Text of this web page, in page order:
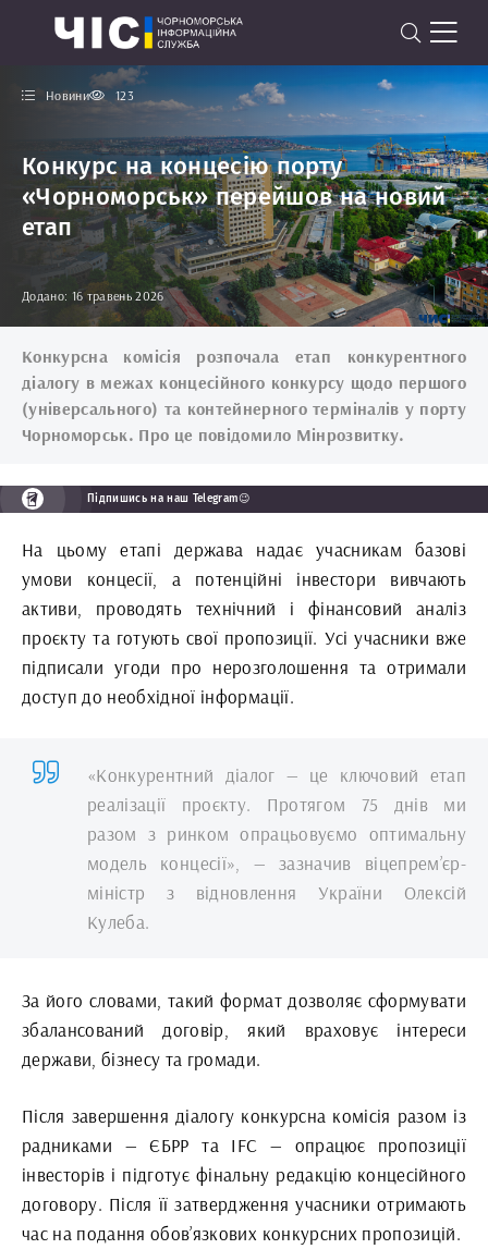
Новини 123
Конкурс на концесію порту
«Чорноморськ» перейшов на новий
етап
Додано: 16 травень 2026
Конкурсна комісія розпочала етап конкурентного
діалогу в межах концесійного конкурсу щодо першого
(універсального) та контейнерного терміналів у порту
Чорноморськ. Про це повідомило Мінрозвитку.
Підпишись на наш Telegram😉
На цьому етапі держава надає учасникам базові
умови концесії, а потенційні інвестори вивчають
активи, проводять технічний і фінансовий аналіз
проєкту та готують свої пропозиції. Усі учасники вже
підписали угоди про нерозголошення та отримали
доступ до необхідної інформації.
«Конкурентний діалог — це ключовий етап
реалізації проєкту. Протягом 75 днів ми
разом з ринком опрацьовуємо оптимальну
модель концесії», — зазначив віцепрем’єр-
міністр з відновлення України Олексій
Кулеба.
За його словами, такий формат дозволяє сформувати
збалансований договір, який враховує інтереси
держави, бізнесу та громади.
Після завершення діалогу конкурсна комісія разом із
радниками — ЄБРР та IFC — опрацює пропозиції
інвесторів і підготує фінальну редакцію концесійного
договору. Після її затвердження учасники отримають
час на подання обов’язкових конкурсних пропозицій.